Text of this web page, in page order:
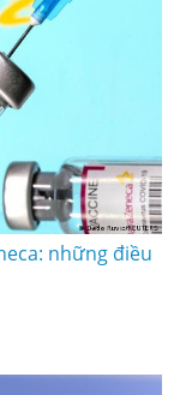
những điều